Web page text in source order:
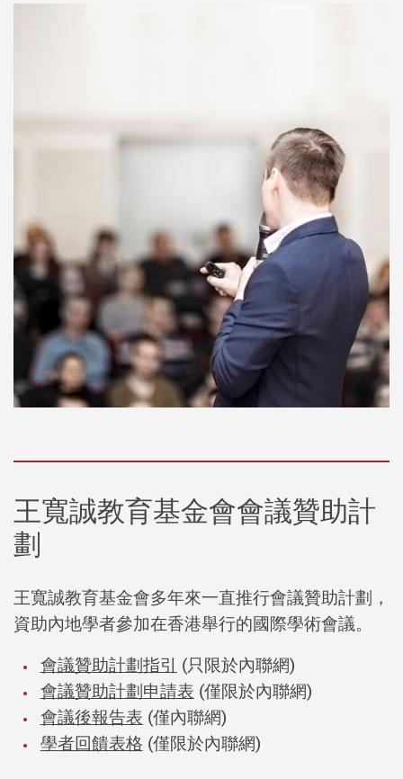
王寬誠教育基金會會議贊助計
劃
王寬誠教育基金會多年來一直推行會議贊助計劃，
資助內地學者參加在香港舉行的國際學術會議。
會議贊助計劃指引 (只限於內聯網)
會議贊助計劃申請表 (僅限於內聯網)
會議後報告表 (僅內聯網)
學者回饋表格 (僅限於內聯網)